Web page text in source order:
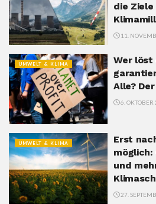
die
11.
UMWELT & KLIMA
Wer löst
Alle?
6. OKTOBER
UMWELT & KLIMA
Erst
und
27.